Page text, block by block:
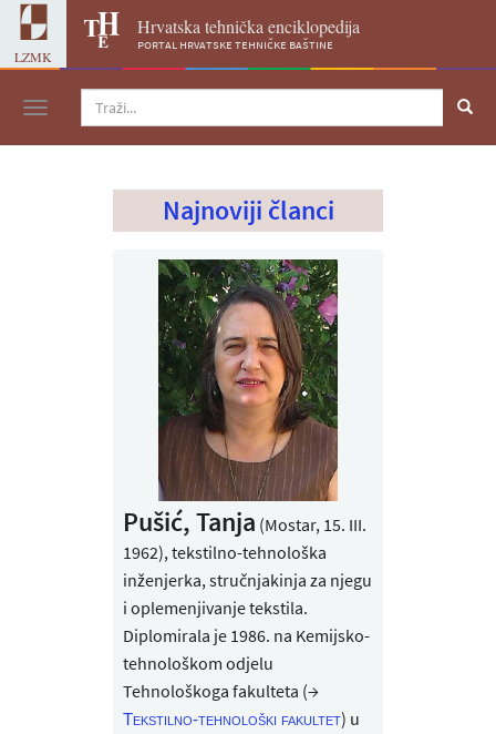
LZMK
Hrvatska tehnička enciklopedija
portal hrvatske tehničke baštine
Navigacija
Najnoviji članci
Pušić, Tanja (Mostar, 15. III.
1962), tekstilno-tehnološka
inženjerka, stručnjakinja za njegu
i oplemenjivanje tekstila.
Diplomirala je 1986. na Kemijsko-
tehnološkom odjelu
Tehnološkoga fakulteta (→
Tekstilno-tehnološki fakultet) u